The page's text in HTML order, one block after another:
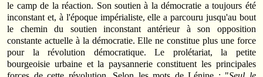
le camp de la réaction. Son soutien à la démocratie a toujours été
inconstant et, à l'époque impérialiste, elle a parcouru jusqu'au bout
le chemin du soutien inconstant antérieur à son opposition
constante actuelle à la démocratie. Elle ne constitue plus une force
pour la révolution démocratique. Le prolétariat, la petite
bourgeoisie urbaine et la paysannerie constituent les principales